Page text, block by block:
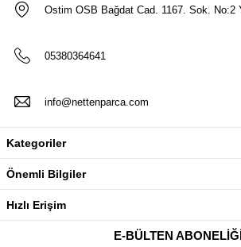
Ostim OSB Bağdat Cad. 1167. Sok. No:2
05380364641
info@nettenparca.com
Kategoriler
Önemli Bilgiler
Hızlı Erişim
E-BÜLTEN